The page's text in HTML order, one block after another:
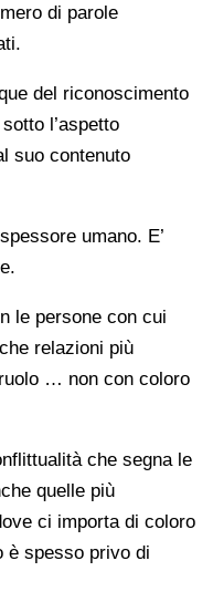
di parole
del riconoscimento
l’aspetto
suo contenuto
umano. E’
le persone con cui
relazioni più
… non con coloro
che segna le
quelle più
ci importa di coloro
è spesso privo di